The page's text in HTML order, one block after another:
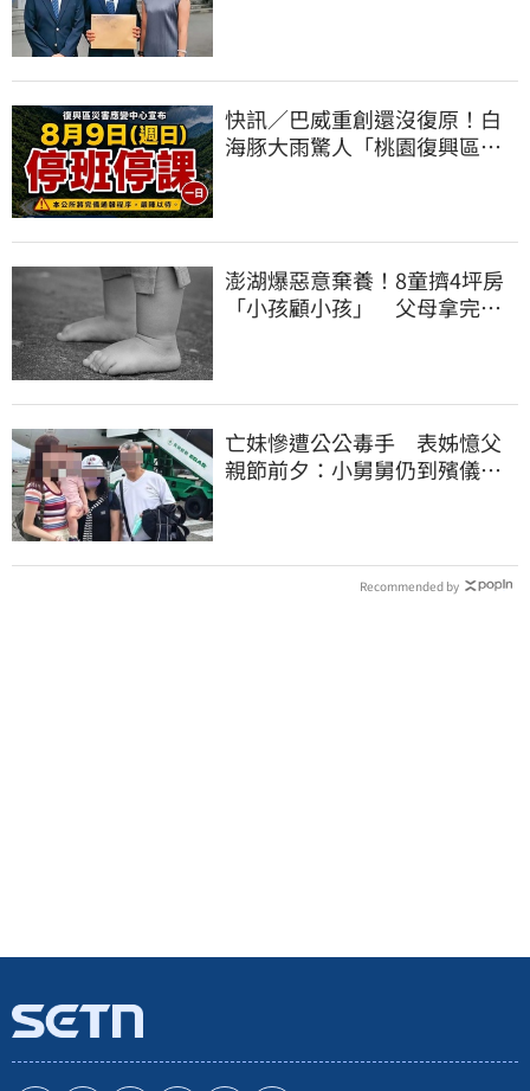
快訊／巴威重創還沒復原！白
海豚大雨驚人「桃園復興區」
澎湖爆惡意棄養！8童擠4坪房
「小孩顧小孩」 父母拿完補
亡妹慘遭公公毒手 表姊憶父
親節前夕：小舅舅仍到殯儀館
Recommended by